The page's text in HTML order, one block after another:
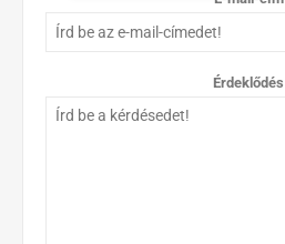
Érdeklődés